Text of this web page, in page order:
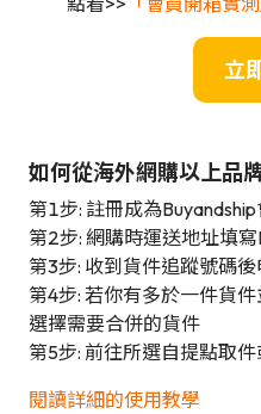
立
如何從海外網購以上品
第1步: 註冊成為Buyandship
第2步: 網購時運送地址填
第3步: 收到貨件追蹤號碼
第4步: 若你有多於一件貨
選擇需要合併的貨件
第5步: 前往所選自提點取
閱讀詳細的使用教學